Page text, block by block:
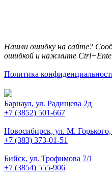
Нашли ошибку на сайте?
ошибкой и нажмите
Политика
Барнаул, ул. Радищева 2д
+7 (3852) 501-667
Новосибирск, ул. М.
+7 (383) 373-01-51
Бийск, ул. Трофимова 7/1
+7 (3854) 555-906